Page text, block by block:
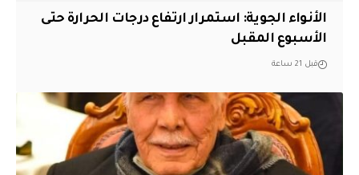
الأنواء الجوية: استمرار ارتفاع درجات الحرارة حتى
الأسبوع المقبل
قبل 21 ساعة